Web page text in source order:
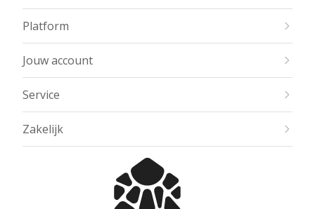
Platform
Jouw account
Service
Zakelijk